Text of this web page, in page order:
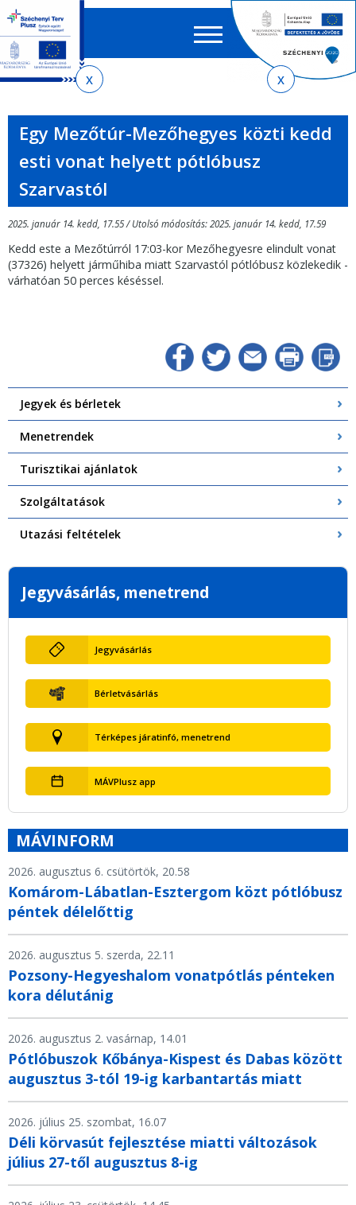
menetrendkeresőhöz
almenühöz
tartalomra
oldaltérképre
EN HU
űrlap
Egy Mezőtúr-Mezőhegyes közti kedd
esti vonat helyett pótlóbusz
Szarvastól
2025. január 14. kedd, 17.55 / Utolsó módosítás: 2025. január 14. kedd, 17.59
Kedd este a Mezőtúrról 17:03-kor Mezőhegyesre elindult vonat
(37326) helyett járműhiba miatt Szarvastól pótlóbusz közlekedik -
várhatóan 50 perces késéssel.
Jegyek és bérletek
Menetrendek
Turisztikai ajánlatok
Szolgáltatások
Utazási feltételek
Jegyvásárlás, menetrend
Jegyvásárlás
Bérletvásárlás
Térképes járatinfó, menetrend
MÁVPlusz app
MÁVINFORM
2026. augusztus 6. csütörtök, 20.58
Komárom-Lábatlan-Esztergom közt pótlóbusz
péntek délelőttig
2026. augusztus 5. szerda, 22.11
Pozsony-Hegyeshalom vonatpótlás pénteken
kora délutánig
2026. augusztus 2. vasárnap, 14.01
Pótlóbuszok Kőbánya-Kispest és Dabas között
augusztus 3-tól 19-ig karbantartás miatt
2026. július 25. szombat, 16.07
Déli körvasút fejlesztése miatti változások
július 27-től augusztus 8-ig